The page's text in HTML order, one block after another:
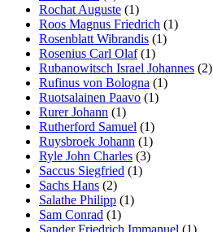
Rochat Auguste (1)
Roos Magnus Friedrich (1)
Rosenblatt Wibrandis (1)
Rosenius Carl Olaf(1)
Rubanowitsch Israel Johannes (2)
Rufinus von Bologna (1)
Ruotsalainen Paavo (1)
Rurer Johann (1)
Rutherford Samuel (1)
Ruysbroek Johann (1)
Ryle John Charles (3)
Saccus Siegfried (1)
Sachs Hans (2)
Salathe Philipp (1)
Sam Conrad (1)
Sander Friedrich Immanuel (1)